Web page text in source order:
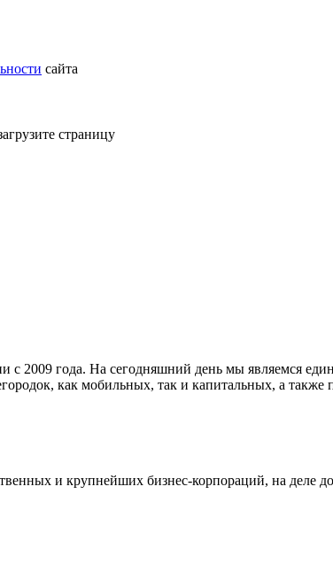
сайта
страницу
2009 года. На сегодняшний день мы являемся
как мобильных, так и капитальных, а
и крупнейших бизнес-корпораций, на деле